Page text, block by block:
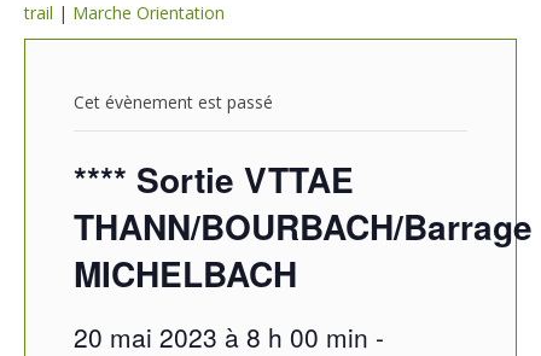
trail | Marche Orientation
Cet évènement est passé
**** Sortie VTTAE
THANN/BOURBACH/Barrage
MICHELBACH
20 mai 2023 à 8 h 00 min -